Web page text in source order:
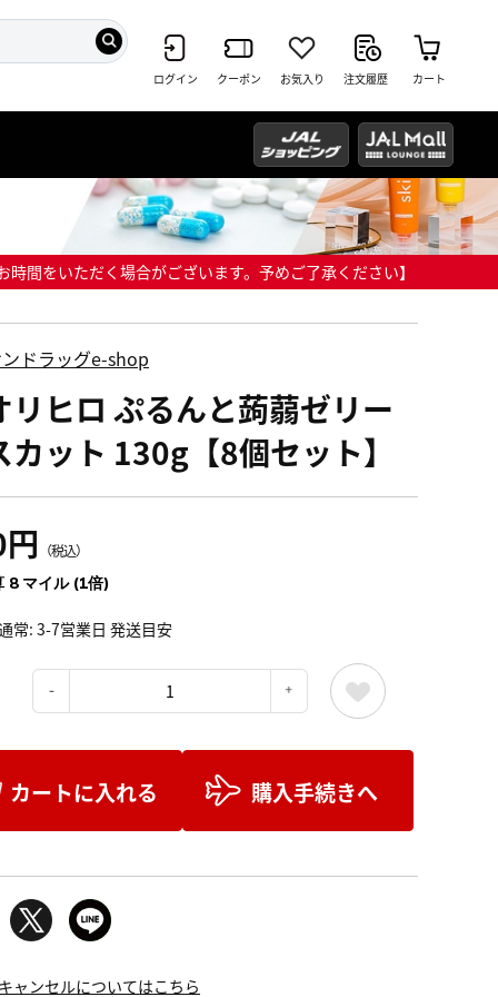
ログイン クーポン お気入り 注文履歴 カート
間をいただく場合がございます。予めご了承ください】
ドラッグe-shop
ヒロ ぷるんと蒟蒻ゼリー
カット 130g【8個セット】
（税込）
8 マイル (1倍)
常: 3-7営業日 発送目安
カートに入れる 購入手続きへ
ャンセルについてはこちら